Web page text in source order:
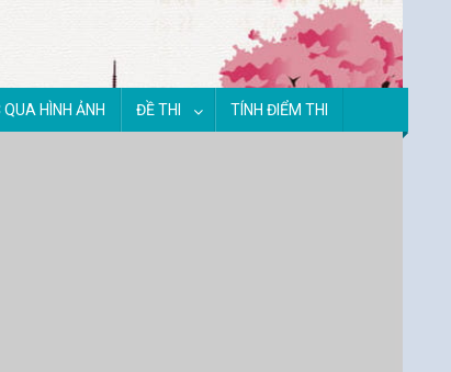
QUA HÌNH ẢNH ĐỀ THI TÍNH ĐIỂM THI